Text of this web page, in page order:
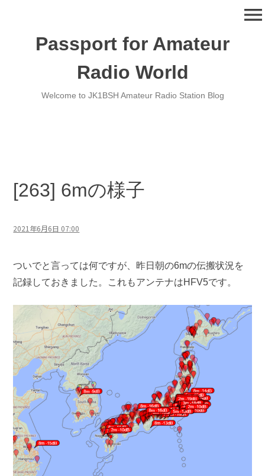
Passport for Amateur
Radio World
Welcome to JK1BSH Amateur Radio Station Blog
menu
[263] 6mの様子
2021年6月6日 07:00
ついでと言っては何ですが、昨日朝の6mの伝搬状況を
記録しておきました。これもアンテナはHFV5です。